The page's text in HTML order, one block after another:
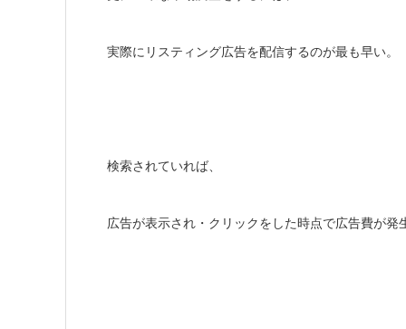
実際にリスティング広告を配信するのが最も早い。
検索されていれば、
広告が表示され・クリックをした時点で広告費が発